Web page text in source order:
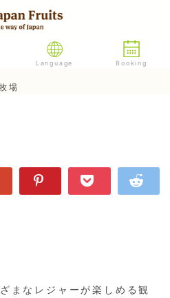
Language Booking
場
まなレジャーが楽しめる観